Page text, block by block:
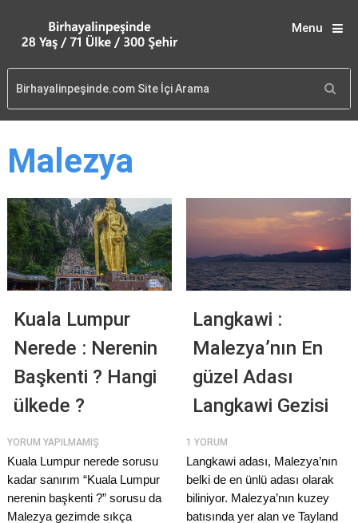
Menu
Malezya
Kuala Lumpur
Nerede : Nerenin
Başkenti ? Hangi
ülkede ?
YORUM YAPILMAMIŞ
Kuala Lumpur nerede sorusu
kadar sanırım “Kuala Lumpur
nerenin başkenti ?” sorusu da
Malezya gezimde sıkça
Langkawi :
Malezya’nın En
güzel Adası
Langkawi Gezisi
1 YORUM
Langkawi adası, Malezya’nın
belki de en ünlü adası olarak
biliniyor. Malezya’nın kuzey
batısında yer alan ve Tayland